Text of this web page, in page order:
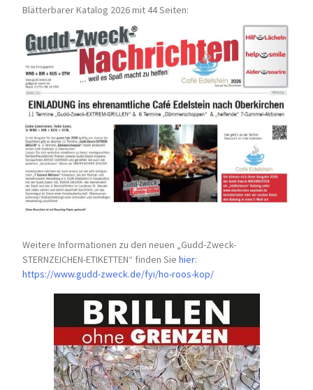
Blätterbarer Katalog 2026 mit 44 Seiten:
Weitere Informationen zu den neuen „Gudd-Zweck-
STERNZEICHEN-ETIKETTEN“ finden Siehier:
https://www.gudd-zweck.de/fyi/ho-roos-kop/